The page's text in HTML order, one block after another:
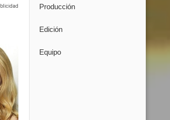
Producción
Edición
Equipo